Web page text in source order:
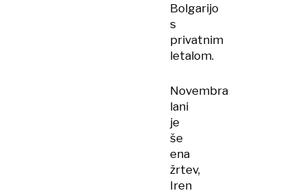
Bolgarijo
s
privatnim
letalom.
Novembra
lani
je
še
ena
žrtev,
Iren